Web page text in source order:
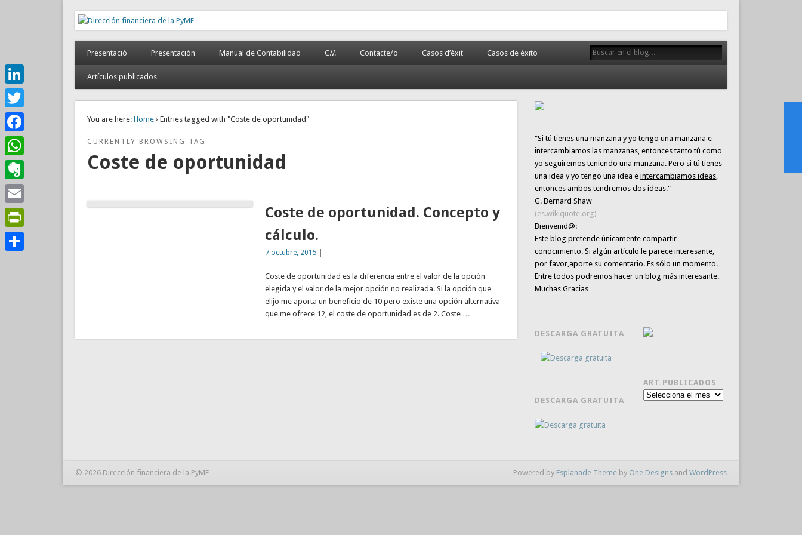
Dirección financiera de la PyME
Gestión empresarial eficiente. Dirección financiera externalizada.
Presentació Presentación Manual de Contabilidad C.V. Contacte/o Casos d’èxit Casos de éxito
Artículos publicados
You are here: Home› Entries tagged with "Coste de oportunidad"
CURRENTLY BROWSING TAG
Coste de oportunidad
Coste de oportunidad. Concepto y
cálculo.
7 octubre, 2015
Coste de oportunidad es la diferencia entre el valor de la opción
elegida y el valor de la mejor opción no realizada. Si la opción que
elijo me aporta un beneficio de 10 pero existe una opción alternativa
que me ofrece 12, el coste de oportunidad es de 2. Coste …
"Si tú tienes una manzana y yo tengo una manzana e
intercambiamos las manzanas, entonces tanto tú como
yo seguiremos teniendo una manzana. Pero si tú tienes
una idea y yo tengo una idea eintercambiamos ideas,
entoncesambos tendremos dos ideas."
G. Bernard Shaw
(es.wikiquote.org)
Bienvenid@:
Este blog pretende únicamentecompartir
conocimiento. Si algún artículo le parece interesante,
por favor,aporte su comentario. Es sólo un momento.
Entre todos podremos hacer un blog más interesante.
Muchas Gracias
DESCARGA GRATUITA
DESCARGA GRATUITA
ART.PUBLICADOS
Art.publicados
© 2026 Dirección financiera de la PyME Powered by Esplanade Theme by One Designs and WordPress
LinkedIn
Twitter
Facebook
WhatsApp
Evernote
Email
PrintFriendly